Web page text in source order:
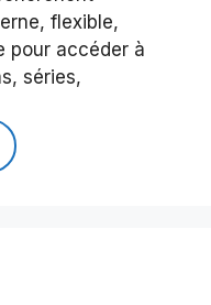
flexible,
pour accéder à
séries,